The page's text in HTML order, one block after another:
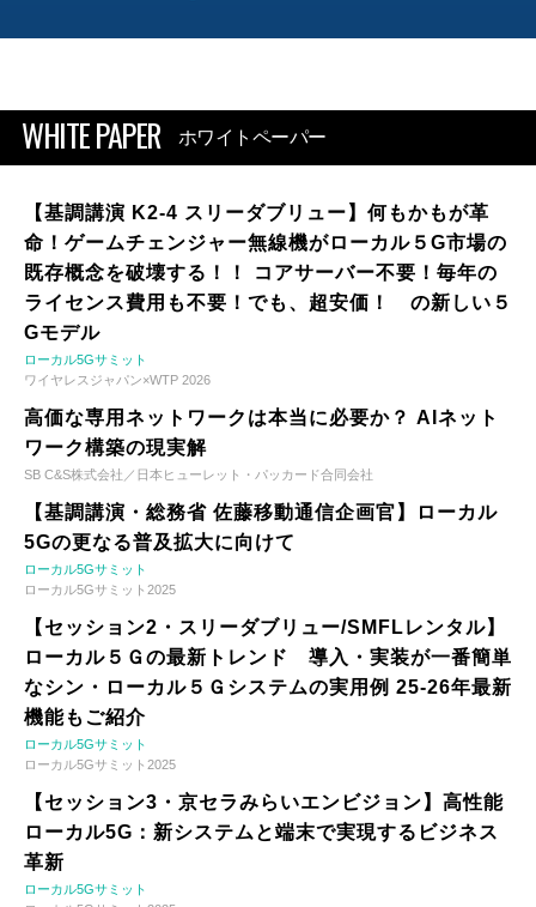
WHITE PAPER ホワイトペーパー
【基調講演 K2-4 スリーダブリュー】何もかもが革
命！ゲームチェンジャー無線機がローカル５G市場の
既存概念を破壊する！！ コアサーバー不要！毎年の
ライセンス費用も不要！でも、超安価！ の新しい５
Gモデル
ローカル5Gサミット
ワイヤレスジャパン×WTP 2026
高価な専用ネットワークは本当に必要か？ AIネット
ワーク構築の現実解
SB C&S株式会社／日本ヒューレット・パッカード合同会社
【基調講演・総務省 佐藤移動通信企画官】ローカル
5Gの更なる普及拡大に向けて
ローカル5Gサミット
ローカル5Gサミット2025
【セッション2・スリーダブリュー/SMFLレンタル】
ローカル５Ｇの最新トレンド 導入・実装が一番簡単
なシン・ローカル５Ｇシステムの実用例 25-26年最新
機能もご紹介
ローカル5Gサミット
ローカル5Gサミット2025
【セッション3・京セラみらいエンビジョン】高性能
ローカル5G：新システムと端末で実現するビジネス
革新
ローカル5Gサミット